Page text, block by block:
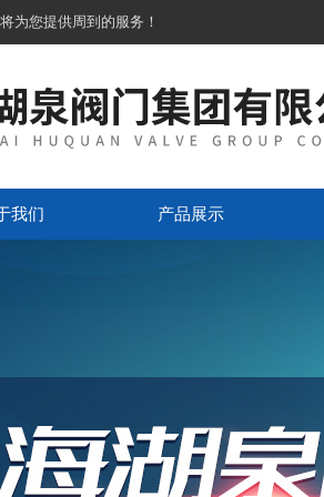
为您提供周到的服务！
我们 产品展示